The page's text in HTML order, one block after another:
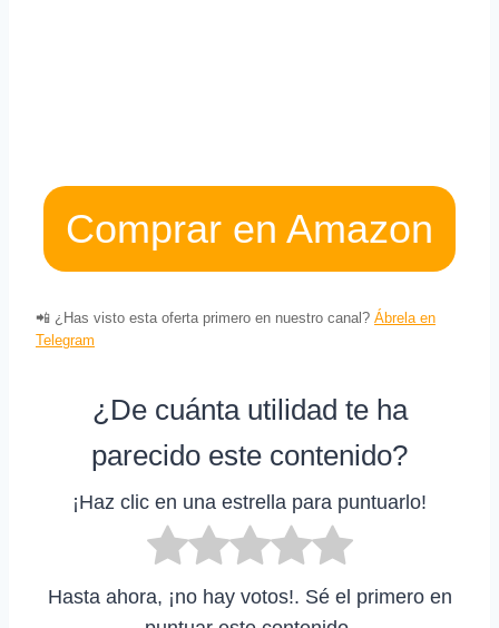
Comprar en Amazon
📲 ¿Has visto esta oferta primero en nuestro canal? Ábrela en
Telegram
¿De cuánta utilidad te ha
parecido este contenido?
¡Haz clic en una estrella para puntuarlo!
Hasta ahora, ¡no hay votos!. Sé el primero en